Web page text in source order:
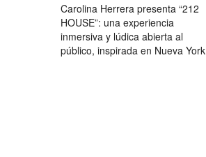
Carolina Herrera presenta “212
HOUSE”: una experiencia
inmersiva y lúdica abierta al
público, inspirada en Nueva York